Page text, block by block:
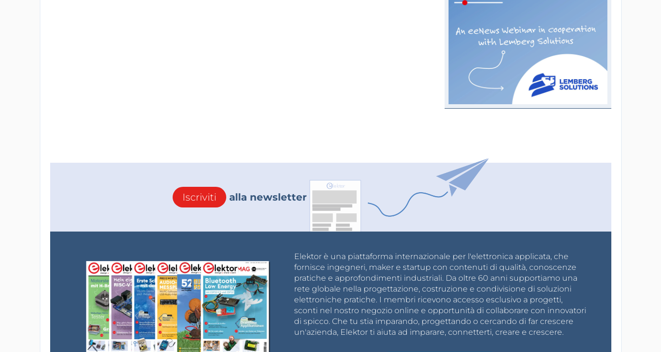
Iscriviti alla newsletter
Elektor è una piattaforma internazionale per l'elettronica applicata, che
fornisce ingegneri, maker e startup con contenuti di qualità, conoscenze
pratiche e approfondimenti industriali. Da oltre 60 anni supportiamo una
rete globale nella progettazione, costruzione e condivisione di soluzioni
elettroniche pratiche. I membri ricevono accesso esclusivo a progetti,
sconti nel nostro negozio online e opportunità di collaborare con innovatori
di spicco. Che tu stia imparando, progettando o cercando di far crescere
un'azienda, Elektor ti aiuta ad imparare, connetterti, creare e crescere.